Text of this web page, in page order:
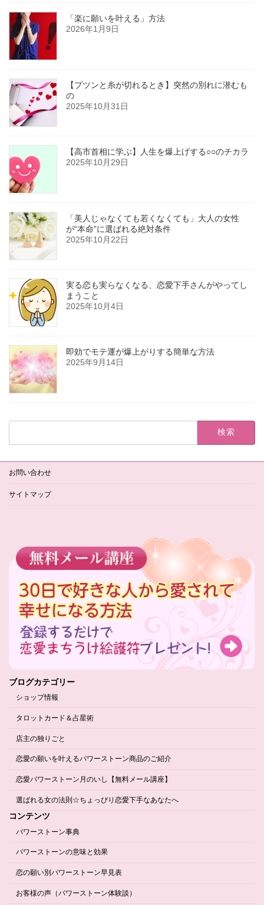
「楽に願いを叶える」方法
2026年1月9日
【プツンと糸が切れるとき】突然の別れに潜むも
の
2025年10月31日
【高市首相に学ぶ】人生を爆上げする○○のチカラ
2025年10月29日
「美人じゃなくても若くなくても」大人の女性
が“本命”に選ばれる絶対条件
2025年10月22日
実る恋も実らなくなる、恋愛下手さんがやってし
まうこと
2025年10月4日
即効でモテ運が爆上がりする簡単な方法
2025年9月14日
検
お問い合わせ
サイトマップ
ブログカテゴリー
ショップ情報
タロットカード＆占星術
店主の独りごと
恋愛の願いを叶えるパワーストーン商品のご紹介
恋愛パワーストーン月のいし【無料メール講座】
選ばれる女の法則☆ちょっぴり恋愛下手なあなたへ
コンテンツ
パワーストーン事典
パワーストーンの意味と効果
恋の願い別パワーストーン早見表
お客様の声（パワーストーン体験談）